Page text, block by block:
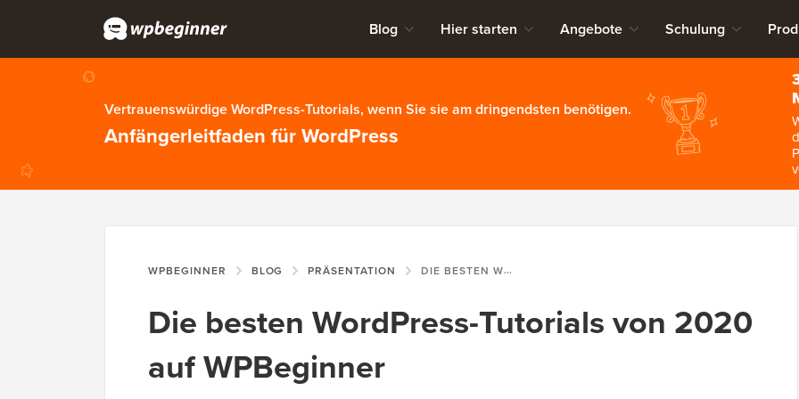
Blog Hier starten Angebote Schulung
Vertrauenswürdige WordPress-Tutorials, wenn Sie sie am dringendsten benötigen.
Anfängerleitfaden für WordPress
WPBEGINNER BLOG PRÄSENTATION DIE BESTEN WORDPRESS-TUTORIALS VON 2020 AUF WPBEGINNER
Die besten WordPress-Tutorials von 2020
auf WPBeginner